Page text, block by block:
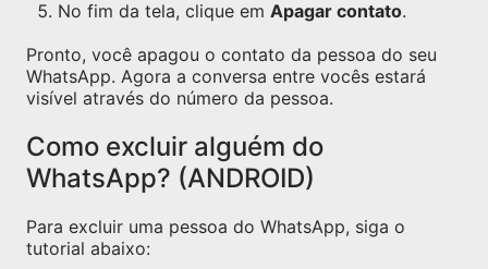
No fim da tela, clique em Apagar contato.
Pronto, você apagou o contato da pessoa do seu
WhatsApp. Agora a conversa entre vocês estará
visível através do número da pessoa.
Como excluir alguém do
WhatsApp? (ANDROID)
Para excluir uma pessoa do WhatsApp, siga o
tutorial abaixo: